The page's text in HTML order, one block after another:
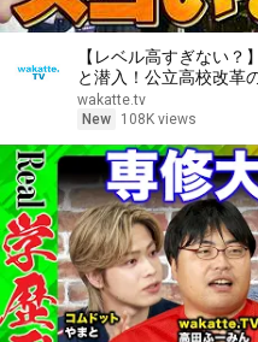
【レベル高すぎない
と潜入！公立高校改革
TV】#1457
wakatte.tv
New
108K views